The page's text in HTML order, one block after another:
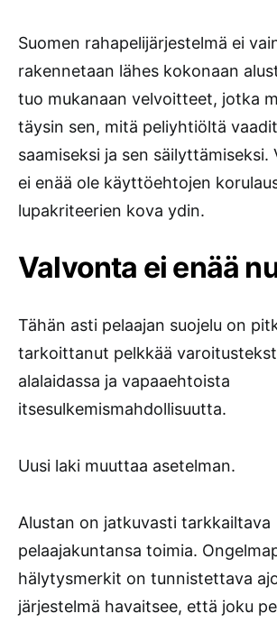
Suomen rahapelijärjestelmä ei
rakennetaan lähes kokonaan
tuo mukanaan velvoitteet, jotka
täysin sen, mitä peliyhtiöltä
saamiseksi ja sen säilyttämiseksi.
ei enää ole käyttöehtojen
lupakriteerien kova ydin.
Valvonta ei enää
Tähän asti pelaajan suojelu on
tarkoittanut pelkkää
alalaidassa ja vapaaehtoista
itsesulkemismahdollisuutta.
Uusi laki muuttaa asetelman.
Alustan on jatkuvasti tarkkailtava
pelaajakuntansa toimia.
hälytysmerkit on tunnistettava
järjestelmä havaitsee, että joku